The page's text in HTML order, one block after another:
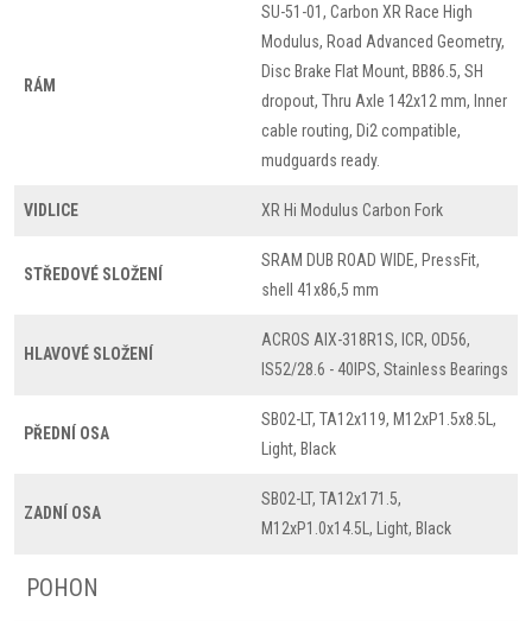
RÁM
SU-51-01, Carbon XR Race High
Modulus, Road Advanced Geometry,
Disc Brake Flat Mount, BB86.5, SH
dropout, Thru Axle 142x12 mm, Inner
cable routing, Di2 compatible,
mudguards ready.
VIDLICE XR Hi Modulus Carbon Fork
STŘEDOVÉ SLOŽENÍ
SRAM DUB ROAD WIDE, PressFit,
shell 41x86,5 mm
HLAVOVÉ SLOŽENÍ
ACROS AIX-318R1S, ICR, OD56,
IS52/28.6 - 40IPS, Stainless Bearings
PŘEDNÍ OSA
SB02-LT, TA12x119, M12xP1.5x8.5L,
Light, Black
ZADNÍ OSA
SB02-LT, TA12x171.5,
M12xP1.0x14.5L, Light, Black
POHON